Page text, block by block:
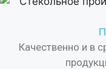
Качественно и в